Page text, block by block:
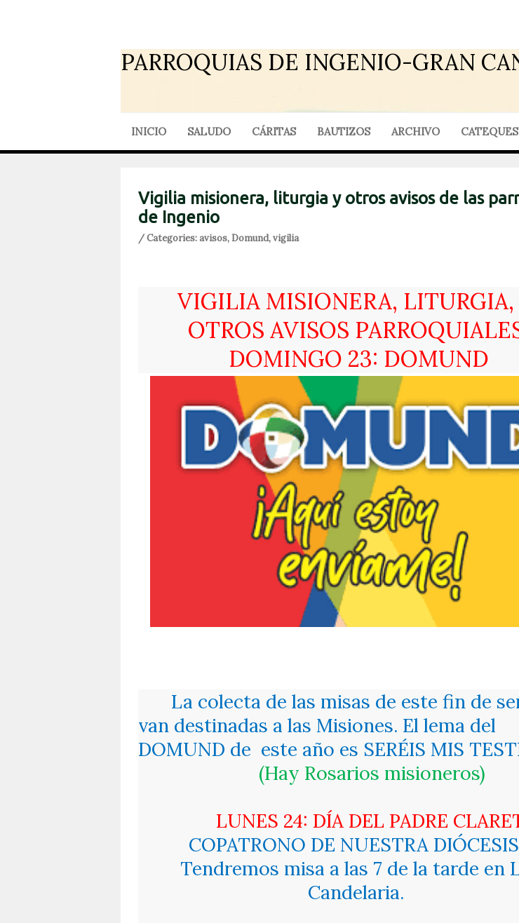
PARROQUIAS DE INGENIO-GRAN
INICIO SALUDO CÁRITAS BAUTIZOS ARCHIVO
Vigilia misionera, liturgia y otros avisos de las
de Ingenio
/ Categories:avisos, Domund,vigilia
VIGILIA MISIONERA, LITURGIA,
OTROS AVISOS
DOMINGO 23: DOMUND
La colecta de las misas de este fin de
van destinadas a las Misiones. El lema del
DOMUND de este año es SERÉIS MIS
(Hay Rosarios misioneros)
LUNES 24: DÍA DEL PADRE
COPATRONO DE NUESTRA
Tendremos misa a las 7 de la tarde en
Candelaria.